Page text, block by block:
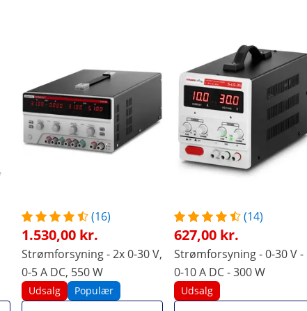
(16)
1.530,00 kr.
Strømforsyning - 2x 0-30 V,
0-5 A DC, 550 W
Udsalg Populær
(14)
627,00 kr.
Strømforsyning - 0-30 V -
0-10 A DC - 300 W
Udsalg